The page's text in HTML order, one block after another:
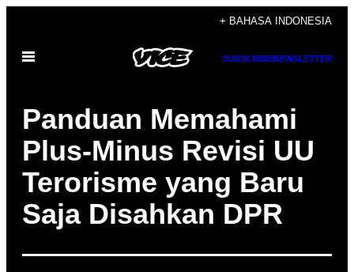
content
+ BAHASA INDONESIA
Open
SUBSCRIBENEWSLETTER
Panduan Memahami
Plus-Minus Revisi UU
Terorisme yang Baru
Saja Disahkan DPR